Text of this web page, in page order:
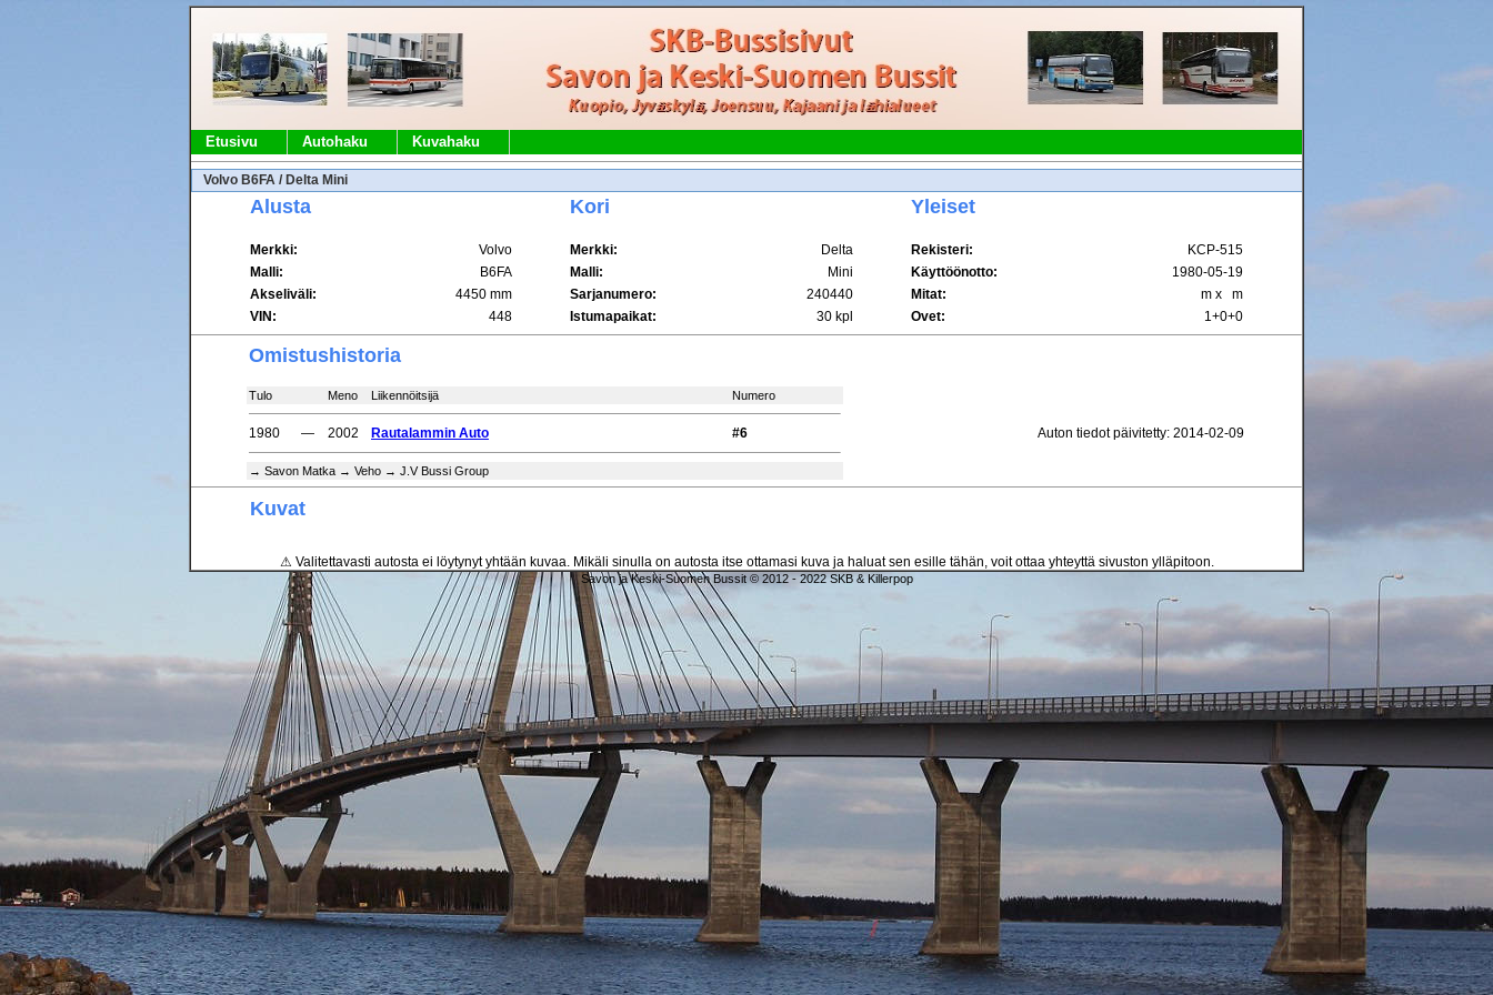
Etusivu Autohaku Kuvahaku
Volvo B6FA / Delta Mini
Alusta Kori Yleiset
Merkki: Volvo Merkki: Delta Rekisteri:
KCP-515
Malli:
B6FA Malli: Mini Käyttöönotto:
1980-05-19
Akseliväli:
4450 mm Sarjanumero: 240440 Mitat:
m x m
VIN:
448 Istumapaikat: 30 kpl Ovet: 1+0+0
Omistushistoria
Tulo Meno Liikennöitsijä Numero
1980 — 2002 Rautalammin Auto #6 Auton tiedot päivitetty: 2014-02-09
→ Savon Matka → Veho → J.V Bussi Group
Kuvat
⚠ Valitettavasti autosta ei löytynyt yhtään kuvaa. Mikäli sinulla on autosta itse ottamasi kuva ja haluat sen esille tähän, voit ottaa yhteyttä sivuston ylläpitoon.
Savon ja Keski-Suomen Bussit © 2012 - 2022 SKB & Killerpop